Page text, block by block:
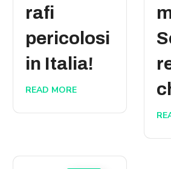
rafi
pericolosi
in Italia!
READ MORE